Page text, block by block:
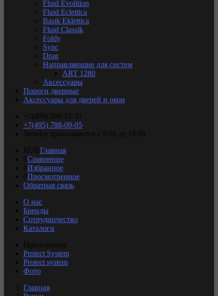
Fluid Evolition
Fluid Eclettica
Basik Eklettica
Fluid Classik
Foldy
Sync
Drag
Направляющие для систем
ART 1280
Аксессуары
Пороги дверные
Аксессуары для дверей и окон
+7(499) 290-51-31
+7(495) 788-09-05
Звонки принимаются с 9:00 до 18:00
RUBГлавная
0Сравнение
0Избранное
0Просмотренное
Обратная связь
О нас
Бренды
Сотрудничество​
Каталоги
Приложения
Protect System
Protect system
Фото
Главная